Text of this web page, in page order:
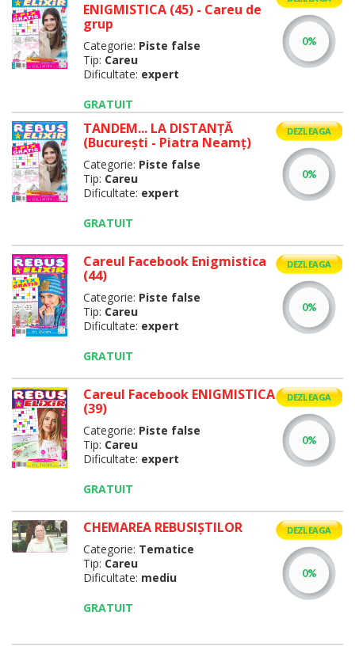
ENIGMISTICA (45) - Careu de
grup
Categorie: Piste false
Tip: Careu
Dificultate: expert
GRATUIT
TANDEM... LA DISTANŢĂ
(Bucureşti - Piatra Neamţ)
Categorie: Piste false
Tip: Careu
Dificultate: expert
GRATUIT
DEZLEAGA
Careul Facebook Enigmistica
(44)
Categorie: Piste false
Tip: Careu
Dificultate: expert
GRATUIT
DEZLEAGA
Careul Facebook ENIGMISTICA
(39)
Categorie: Piste false
Tip: Careu
Dificultate: expert
GRATUIT
DEZLEAGA
CHEMAREA REBUSIȘTILOR
Categorie: Tematice
Tip: Careu
Dificultate: mediu
GRATUIT
DEZLEAGA